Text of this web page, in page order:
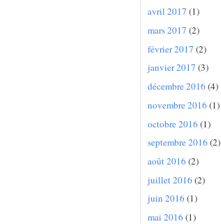
avril 2017 (1)
mars 2017 (2)
février 2017 (2)
janvier 2017 (3)
décembre 2016(4)
novembre 2016(1)
octobre 2016(1)
septembre 2016(2)
août 2016(2)
juillet 2016(2)
juin 2016(1)
mai 2016(1)